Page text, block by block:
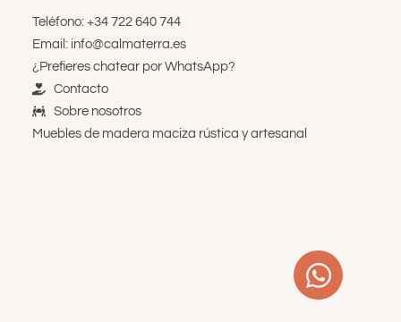
Teléfono: +34 722 640 744
Email: info@calmaterra.es
¿Prefieres chatear por WhatsApp?
Contacto
Sobre nosotros
Muebles de madera maciza rústica y artesanal